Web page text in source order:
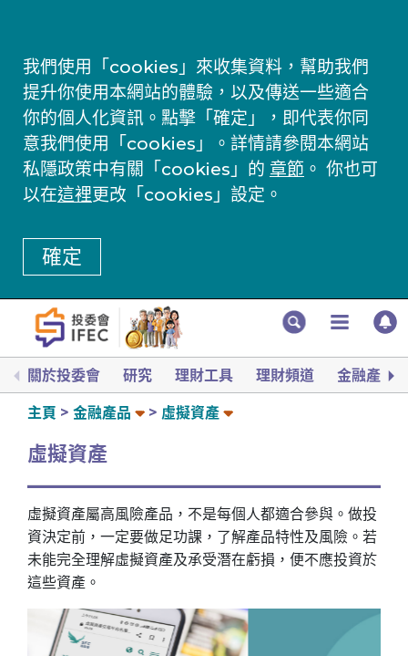
我們使用「cookies」來收集資料，幫助我們
提升你使用本網站的體驗，以及傳送一些適合
你的個人化資訊。點擊「確定」，即代表你同
意我們使用「cookies」。詳情請參閱本網站
私隱政策中有關「cookies」的 章節 。 你也可
以在這裡更改「cookies」設定。
確定
關於投委會 研究 理財工具 理財頻道 金融產品
主頁 金融產品 虛擬資產
虛擬資產
虛擬資產屬高風險產品，不是每個人都適合參與。做投
資決定前，一定要做足功課，了解產品特性及風險。若
未能完全理解虛擬資產及承受潛在虧損，便不應投資於
這些資產。